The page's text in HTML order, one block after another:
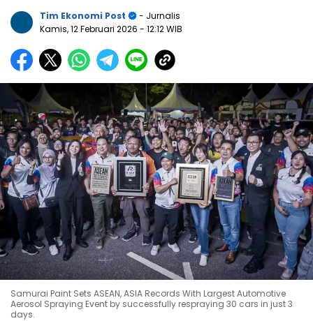
Tim Ekonomi Post
- Jurnalis
Kamis, 12 Februari 2026 - 12:12 WIB
Samurai Paint Sets ASEAN, ASIA Records With Largest Automotive
Aerosol Spraying Event by successfully respraying 30 cars in just 3
days.